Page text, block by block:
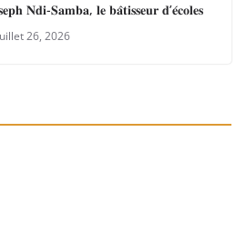
𝐍𝐝𝐢-𝐒𝐚𝐦𝐛𝐚, 𝐥𝐞 𝐛𝐚̂𝐭𝐢𝐬𝐬𝐞𝐮𝐫 𝐝’𝐞́𝐜𝐨𝐥𝐞𝐬
26, 2026